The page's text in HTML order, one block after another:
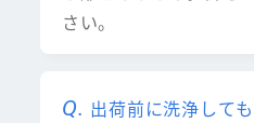
さい。
出荷前に洗浄して